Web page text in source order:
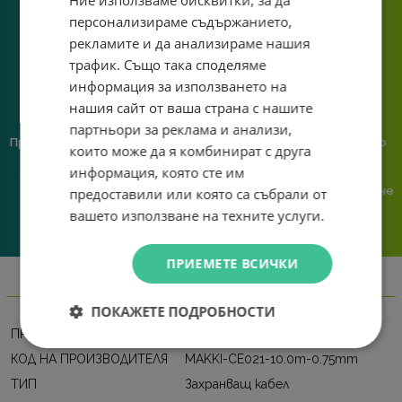
познаване на твоята
система.
Предлагаме различни методи
на плащане, включително
възможност за плащане с
криптовалута.
Ние сме малък екип и точно
затова поемаме лична
отговорност за всяка
поръчка. Ако има проблем – не
го прехвърляме, а го
решаваме.
ПРОИЗВОДИТЕЛ
КОД НА ПРОИЗВОДИТЕЛЯ
MAKKI-CE021-10.0m-0.75mm
ТИП
Захранващ кабел
персонализираме съдържанието,
рекламите и да анализираме нашия
трафик. Също така споделяме
информация за използването на
нашия сайт от ваша страна с нашите
партньори за реклама и анализи,
които може да я комбинират с друга
информация, която сте им
предоставили или която са събрали от
вашето използване на техните услуги.
ПРИЕМЕТЕ ВСИЧКИ
ПОКАЖЕТЕ ПОДРОБНОСТИ